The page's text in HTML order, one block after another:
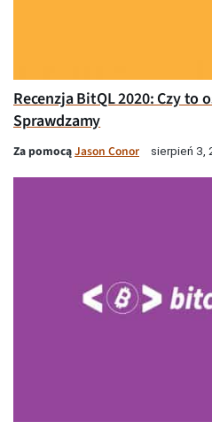
Recenzja BitQL 2020: Czy to
Sprawdzamy
Za pomocąJason Conor sierpień 3,